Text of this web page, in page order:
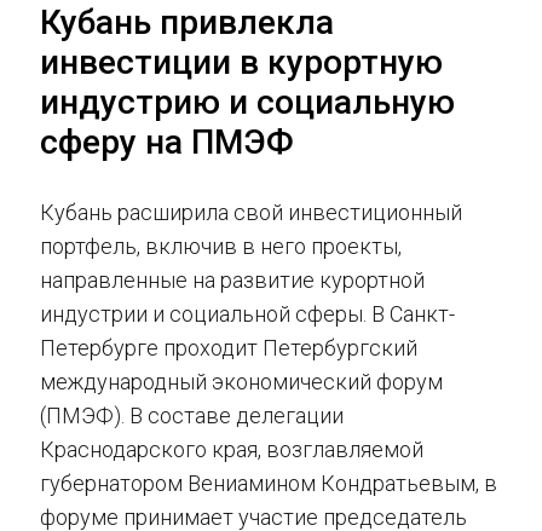
Кубань привлекла
инвестиции в курортную
индустрию и социальную
сферу на ПМЭФ
Кубань расширила свой инвестиционный
портфель, включив в него проекты,
направленные на развитие курортной
индустрии и социальной сферы. В Санкт-
Петербурге проходит Петербургский
международный экономический форум
(ПМЭФ). В составе делегации
Краснодарского края, возглавляемой
губернатором Вениамином Кондратьевым, в
форуме принимает участие председатель